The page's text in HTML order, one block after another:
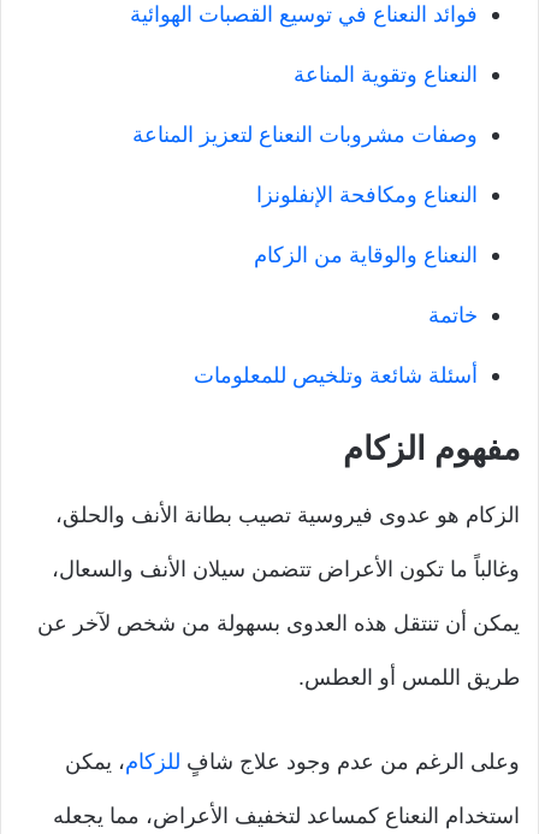
فوائد النعناع في توسيع القصبات الهوائية
النعناع وتقوية المناعة
وصفات مشروبات النعناع لتعزيز المناعة
النعناع ومكافحة الإنفلونزا
النعناع والوقاية من الزكام
خاتمة
أسئلة شائعة وتلخيص للمعلومات
مفهوم الزكام
الزكام هو عدوى فيروسية تصيب بطانة الأنف والحلق،
وغالباً ما تكون الأعراض تتضمن سيلان الأنف والسعال،
يمكن أن تنتقل هذه العدوى بسهولة من شخص لآخر عن
طريق اللمس أو العطس.
وعلى الرغم من عدم وجود علاج شافٍ للزكام، يمكن
استخدام النعناع كمساعد لتخفيف الأعراض، مما يجعله